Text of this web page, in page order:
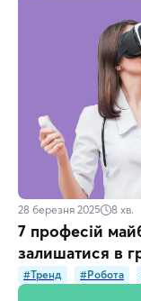
28 березня 2025 8 хв.
7 професій
залишатися в
#Тренд #Робота